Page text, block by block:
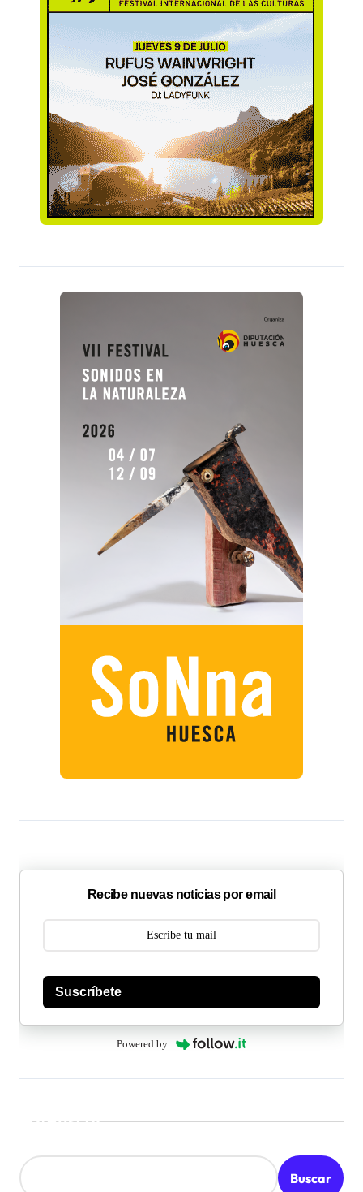
Recibe nuevas noticias por email
Suscríbete
Powered by
Buscar
Buscar